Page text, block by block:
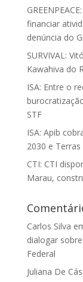
financiar
denúncia do
SURVIVAL:
Kawahiva do
ISA: Entre o
STF
ISA: Apib
2030 e
CTI: CTI
Marau,
Carlos Silva
dialogar
Federal
Juliana De